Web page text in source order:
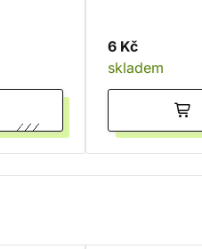
6 Kč
skladem